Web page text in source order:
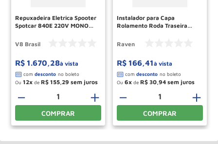
Repuxadeira Eletrica Spooter
Spotcar 840E 220V MONO
V8 Brasil
R$ 1.670,28à vista
Ou 12 de R$ 155 29
＋
－
COMPRAR
Instalador para Capa
Rolamento Roda Traseira
Raven
R$ 166,41à vista
Ou 6 de R$ 30 94
＋
－
COMPRAR